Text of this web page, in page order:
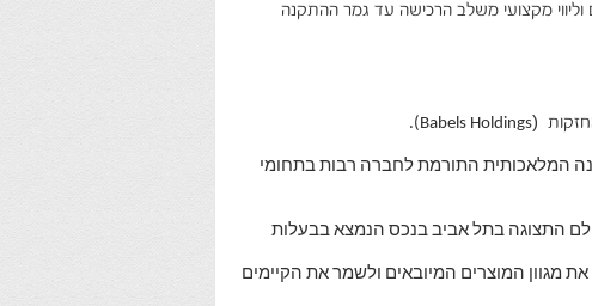
מקצועי משלב הרכישה עד גמר ההתקנה
(
Babels Holdings).
המלאכותית התורמת לחברה רבות בתחומי
התצוגה בתל אביב בנכס הנמצא בבעלות
מגוון המוצרים המיובאים ולשמר את הקיימים